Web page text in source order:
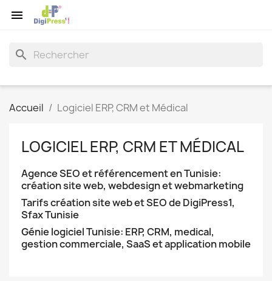

search
Accueil Logiciel ERP, CRM et Médical
LOGICIEL ERP, CRM ET MÉDICAL
Agence SEO et référencement en Tunisie:
création site web, webdesign et webmarketing
Tarifs création site web et SEO de DigiPress1,
Sfax Tunisie
Génie logiciel Tunisie: ERP, CRM, medical,
gestion commerciale, SaaS et application mobile